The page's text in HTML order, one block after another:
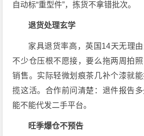
自动标“重型件”，拣货不拿错批次。
退货处理玄学
家具退货率高，英国14天无理由
不少仓压根不愿接，要么拖两周拍
销售。实际轻微划痕茶几补个漆就
揽这活。合作前问清楚：退件报告多
能不能代发二手平台。
旺季爆仓不预告